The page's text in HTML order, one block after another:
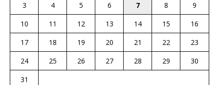
3
4 5 6 7 8
9
10
11 12 13 14 15
16
17
18 19 20 21 22
23
24
25 26 27 28 29
30
31